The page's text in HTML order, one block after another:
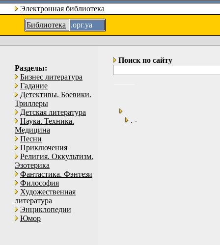
Электронная библиотека
Библиотека
.орг.уа
Разделы:
Бизнес литература
Гадание
Детективы. Боевики.
Триллеры
Детская литература
Наука. Техника.
Медицина
Песни
Приключения
Религия. Оккультизм.
Эзотерика
Фантастика. Фэнтези
Философия
Художественная
литература
Энциклопедии
Юмор
Поиск по сайту
. -